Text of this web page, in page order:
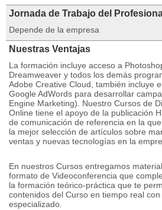
Jornada de Trabajo del
Depende de la empresa
Nuestras Ventajas
La formación incluye acceso a
Dreamweaver y todos los demás
Adobe Creative Cloud, también incluye
Google AdWords para desarrollar
Engine Marketing). Nuestro Cursos de
Online tiene el apoyo de la publicación
de comunicación de referencia en la
la mejor selección de artículos sobre
ventas y nuevas tecnologías en la
En nuestros Cursos entregamos
formato de Videoconferencia que
la formación teórico-práctica que te
contenidos del Curso en tiempo real
especializado.